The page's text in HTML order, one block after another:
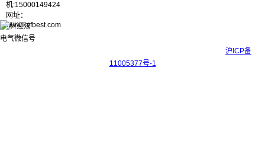
机:15000149424
网址：
www.kyfbest.com
沪ICP备
11005377号-1